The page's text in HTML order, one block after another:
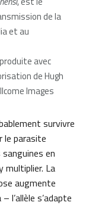
de la
et au
avec
de Hugh
Images
survivre
le parasite
en
multiplier. La
augmente
l’allèle s’adapte